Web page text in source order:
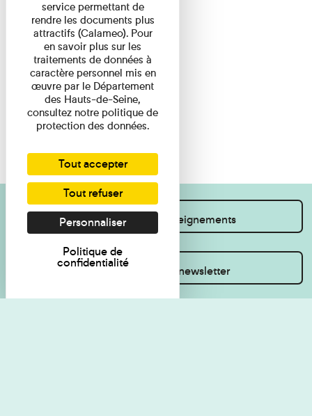
Je souhaite des renseignements
Inscrivez-vous à la newsletter
service permettant de
rendre les documents plus
attractifs (Calameo). Pour
en savoir plus sur les
traitements de données à
caractère personnel mis en
œuvre par le Département
des Hauts-de-Seine,
consultez notre politique de
protection des données.
Tout accepter
Tout refuser
Personnaliser
Politique de
confidentialité